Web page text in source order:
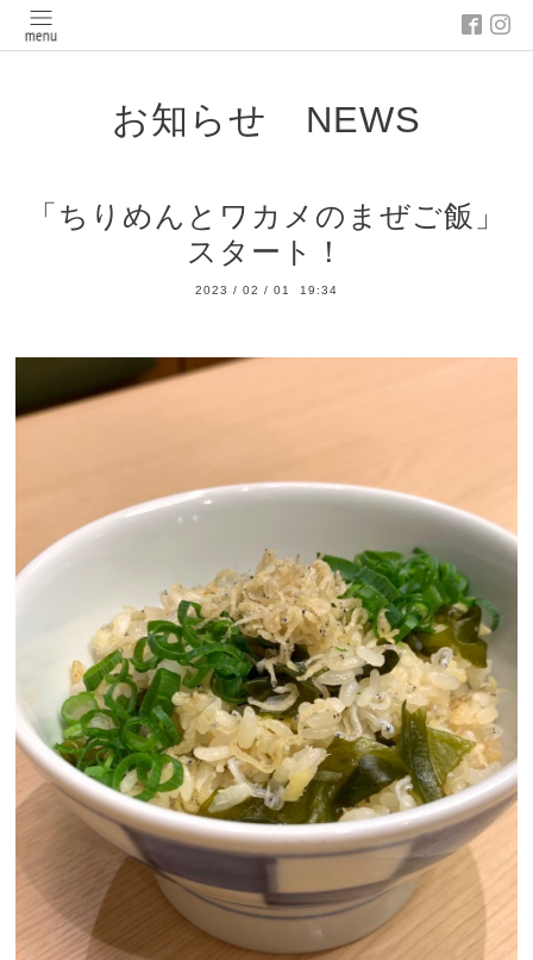
お知らせ NEWS
「ちりめんとワカメのまぜご飯」
スタート！
2023 / 02 / 01 19:34